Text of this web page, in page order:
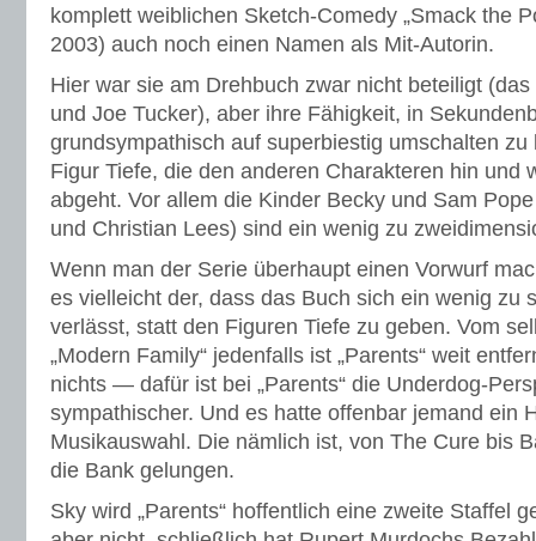
komplett weiblichen Sketch-Comedy „Smack the
2003) auch noch einen Namen als Mit-Autorin.
Hier war sie am Drehbuch zwar nicht beteiligt
und Joe Tucker), aber ihre Fähigkeit, in
grundsympathisch auf superbiestig umschalten
Figur Tiefe, die den anderen Charakteren hin und
abgeht. Vor allem die Kinder Becky und Sam
und Christian Lees) sind ein wenig zu
Wenn man der Serie überhaupt einen Vorwurf
es vielleicht der, dass das Buch sich ein wenig zu
verlässt, statt den Figuren Tiefe zu geben. Vom
„Modern Family“ jedenfalls ist „Parents“ weit
nichts — dafür ist bei „Parents“ die Underdog-
sympathischer. Und es hatte offenbar jemand ein
Musikauswahl. Die nämlich ist, von The Cure bis
die Bank gelungen.
Sky wird „Parents“ hoffentlich eine zweite Staffel